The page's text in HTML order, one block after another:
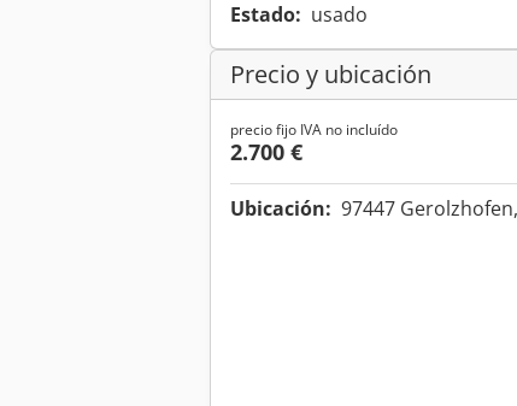
Estado: usado
Precio y ubicación
precio fijo IVA no incluído
2.700 €
Ubicación: 97447